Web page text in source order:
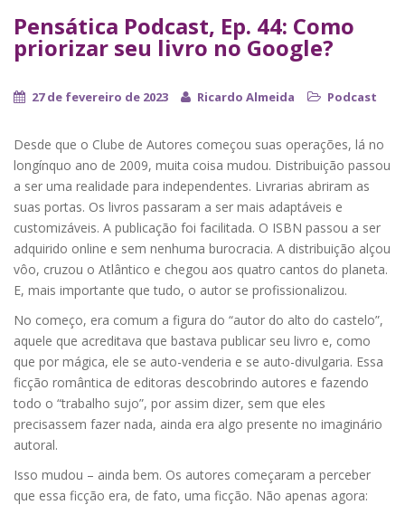
Pensática Podcast, Ep. 44: Como
priorizar seu livro no Google?
27 de fevereiro de 2023 Ricardo Almeida Podcast
Desde que o Clube de Autores começou suas operações, lá no
longínquo ano de 2009, muita coisa mudou. Distribuição passou
a ser uma realidade para independentes. Livrarias abriram as
suas portas. Os livros passaram a ser mais adaptáveis e
customizáveis. A publicação foi facilitada. O ISBN passou a ser
adquirido online e sem nenhuma burocracia. A distribuição alçou
vôo, cruzou o Atlântico e chegou aos quatro cantos do planeta.
E, mais importante que tudo, o autor se profissionalizou.
No começo, era comum a figura do “autor do alto do castelo”,
aquele que acreditava que bastava publicar seu livro e, como
que por mágica, ele se auto-venderia e se auto-divulgaria. Essa
ficção romântica de editoras descobrindo autores e fazendo
todo o “trabalho sujo”, por assim dizer, sem que eles
precisassem fazer nada, ainda era algo presente no imaginário
autoral.
Isso mudou – ainda bem. Os autores começaram a perceber
que essa ficção era, de fato, uma ficção. Não apenas agora: